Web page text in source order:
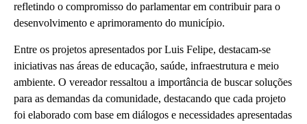
refletindo o compromisso do parlamentar em contribuir para o
desenvolvimento e aprimoramento do município.
Entre os projetos apresentados por Luis Felipe, destacam-se
iniciativas nas áreas de educação, saúde, infraestrutura e meio
ambiente. O vereador ressaltou a importância de buscar soluções
para as demandas da comunidade, destacando que cada projeto
foi elaborado com base em diálogos e necessidades apresentadas